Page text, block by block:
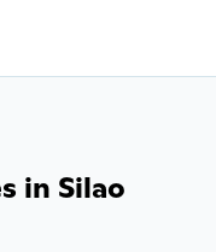
in Silao